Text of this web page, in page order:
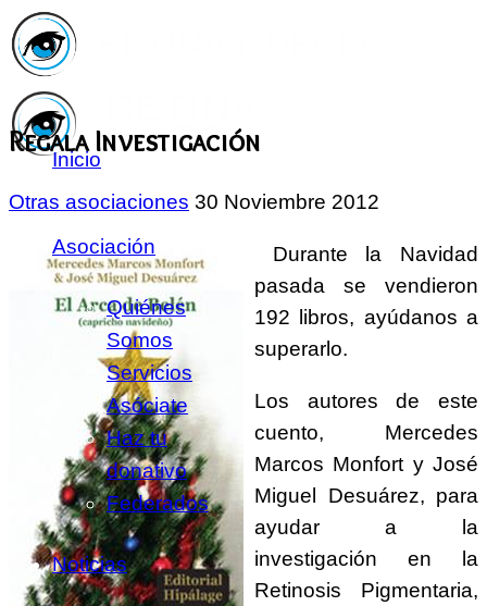
Inicio
Asociación
Quiénes
Somos
Servicios
Asóciate
Haz tu
donativo
Federados
Noticias
Regala Investigación
Otras asociaciones 30 Noviembre 2012
Durante la Navidad
pasada se vendieron
192 libros, ayúdanos a
superarlo.
Los autores de este
cuento, Mercedes
Marcos Monfort y José
Miguel Desuárez, para
ayudar a la
investigación en la
Retinosis Pigmentaria,